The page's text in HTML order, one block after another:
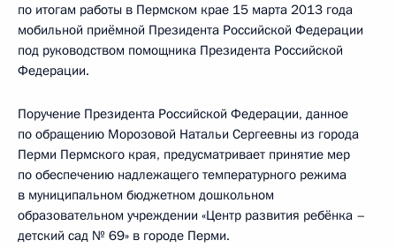
по итогам работы в Пермском крае 15 марта 2013 года
мобильной приёмной Президента Российской Федерации
под руководством помощника Президента Российской
Федерации.
Поручение Президента Российской Федерации, данное
по обращению Морозовой Натальи Сергеевны из города
Перми Пермского края, предусматривает принятие мер
по обеспечению надлежащего температурного режима
в муниципальном бюджетном дошкольном
образовательном учреждении «Центр развития ребёнка –
детский сад № 69» в городе Перми.